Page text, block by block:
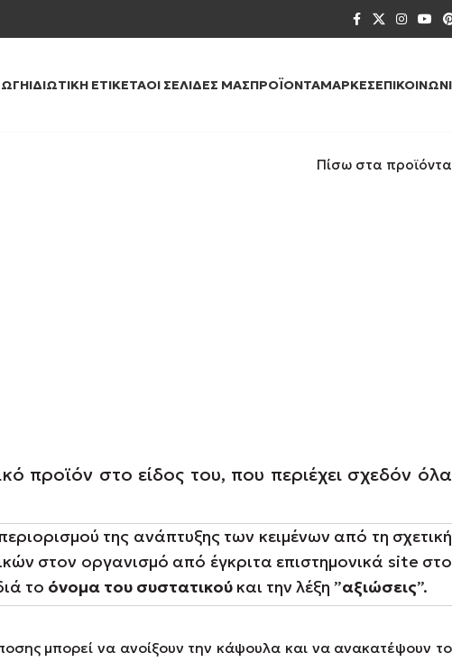
ΙΔΙΩΤΙΚΉ ΕΤΙΚΈΤΑΟΙ ΣΕΛΊΔΕΣ ΜΑΣΠΡΟΪΌΝΤΑΜΆΡΚΕΣ
Πίσω στα προϊόντα
προϊόν στο είδος του, που περιέχει σχεδόν όλα
της ανάπτυξης των κειμένων από τη σχετική
στον οργανισμό από έγκριτα επιστημονικά site στο
το όνομα του συστατικού και την λέξη ”αξιώσεις”.
μπορεί να ανοίξουν την κάψουλα και να ανακατέψουν το